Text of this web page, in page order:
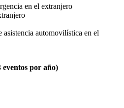
en el extranjero
asistencia automovilística en el
eventos por año)